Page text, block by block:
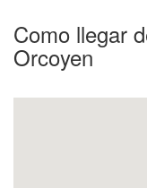
Como llegar
Orcoyen